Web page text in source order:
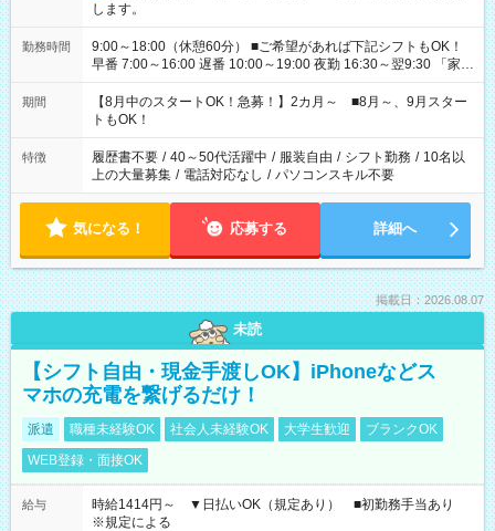
します。
勤務時間
9:00～18:00（休憩60分） ■ご希望があれば下記シフトもOK！
早番 7:00～16:00 遅番 10:00～19:00 夜勤 16:30～翌9:30 「家族
と休みを合わせたい」 「余裕を持って夕飯の準備がしたい」
「できれば残業はしたくない」 など、ご希望を教えてください
ね。 ※Wワーク希望の方へ 今ご覧のお仕事で希望する勤務時間
と、もう1つのお仕事の勤務時間。 合計で週40時間を超える場
合は応募できません。
期間
【8月中のスタートOK！急募！】2カ月～ ■8月～、9月スター
トもOK！
特徴 履歴書不要 / 40～50代活躍中 / 服装自由 / シフト勤務 / 10名以
上の大量募集 / 電話対応なし / パソコンスキル不要
気になる！ 応募する 詳細へ
掲載日：2026.08.07
未読
【シフト自由・現金手渡しOK】iPhoneなどス
マホの充電を繋げるだけ！
派遣 職種未経験OK 社会人未経験OK 大学生歓迎
ブランクOK
WEB登録・面接OK
給与
時給1414円～ ▼日払いOK（規定あり） ■初勤務手当あり
※規定による